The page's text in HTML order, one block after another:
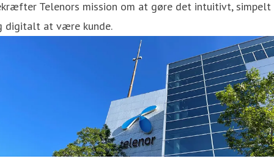
Telenors mission om at gøre det intuitivt, simpelt
digitalt at være kunde.